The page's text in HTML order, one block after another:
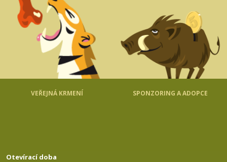
VEŘEJNÁ KRMENÍ SPONZORING A ADOPCE
Otevírací doba